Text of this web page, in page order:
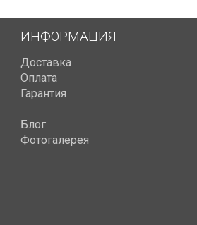
ИНФОРМАЦИЯ
Доставка
Оплата
Гарантия
Блог
Фотогалерея